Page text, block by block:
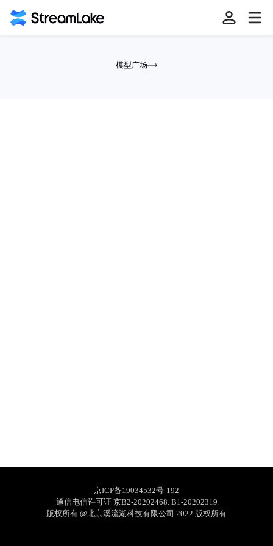
精选模型广场，满足多元场景
模型广场
京ICP备19034532号-192
通信电信许可证 京B2-20202468. B1-20202319
版权所有 @北京溪流湖科技有限公司 2022 版权所有